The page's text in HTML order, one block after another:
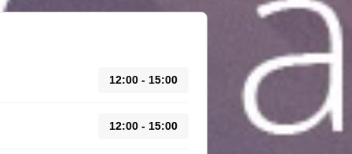
12:00 - 15:00
12:00 - 15:00